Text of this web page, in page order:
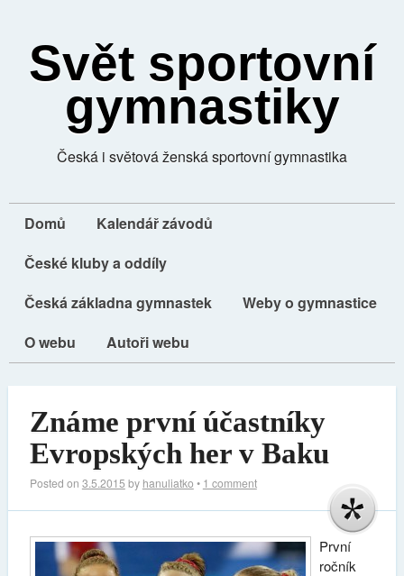
Svět sportovní
gymnastiky
Česká i světová ženská sportovní gymnastika
Domů
Kalendář závodů
České kluby a oddíly
Česká základna gymnastek
Weby o gymnastice
O webu
Autoři webu
Známe první účastníky
Evropských her v Baku
Posted on 3.5.2015 by hanuliatko • 1 comment
První
ročník